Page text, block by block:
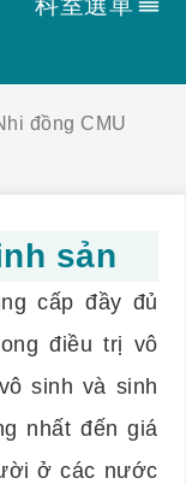
đồng CMU
sản
cấp đầy đủ
điều trị vô
sinh và sinh
nhất đến giá
ở các nước